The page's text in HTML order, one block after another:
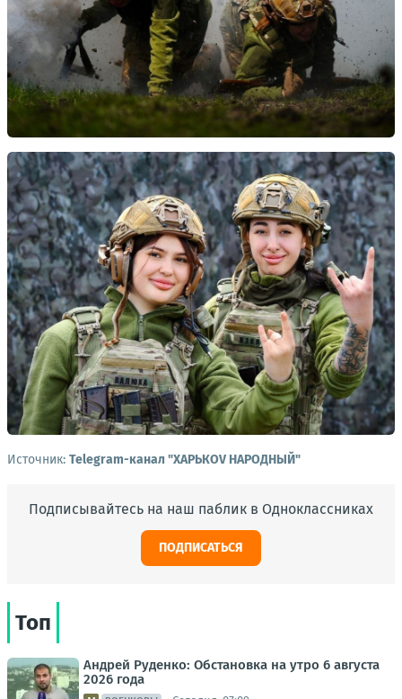
Источник: Telegram-канал "ХАРЬКОV НАРОДНЫЙ"
Подписывайтесь на наш паблик в Одноклассниках
ПОДПИСАТЬСЯ
Топ
Андрей Руденко: Обстановка на утро 6 августа
2026 года